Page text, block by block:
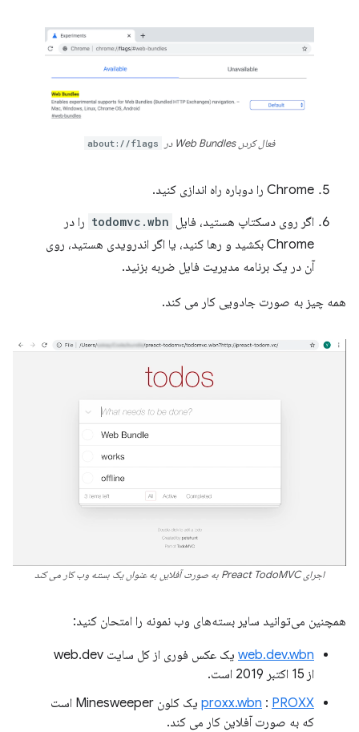
فعال کردن Web Bundles در about://flags
Chrome را دوباره راه اندازی کنید.
اگر روی دسکتاپ هستید، فایل todomvc.wbn را در
Chrome بکشید و رها کنید، یا اگر اندرویدی هستید، روی
آن در یک برنامه مدیریت فایل ضربه بزنید.
همه چیز به صورت جادویی کار می کند.
اجرای Preact TodoMVC به صورت آفلاین به عنوان یک بسته وب کار می کند
همچنین می‌توانید سایر بسته‌های وب نمونه را امتحان کنید:
web.dev.wbn
یک عکس فوری از کل سایت web.dev
از 15 اکتبر 2019 است.
proxx.wbn : PROXX
یک کلون Minesweeper است
که به صورت آفلاین کار می کند.